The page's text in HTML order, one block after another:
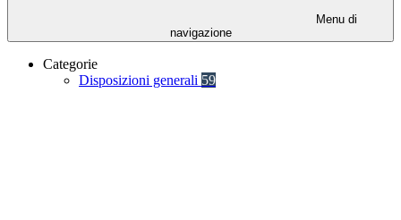
Menu di
navigazione
Categorie
Disposizioni generali 59